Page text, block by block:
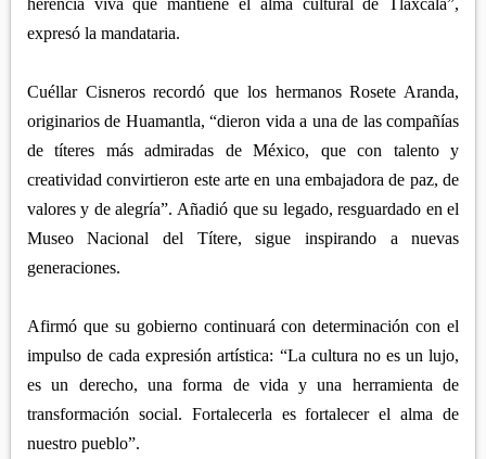
expresó la mandataria.
Cuéllar Cisneros recordó que los hermanos Rosete Aranda,
originarios de Huamantla, “dieron vida a una de las compañías
de títeres más admiradas de México, que con talento y
creatividad convirtieron este arte en una embajadora de paz, de
valores y de alegría”. Añadió que su legado, resguardado en el
Museo Nacional del Títere, sigue inspirando a nuevas
generaciones.
Afirmó que su gobierno continuará con determinación con el
impulso de cada expresión artística: “La cultura no es un lujo,
es un derecho, una forma de vida y una herramienta de
transformación social. Fortalecerla es fortalecer el alma de
nuestro pueblo”.